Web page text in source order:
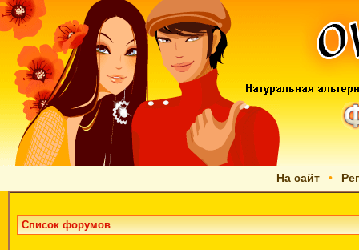
На сайт •
Список форумов